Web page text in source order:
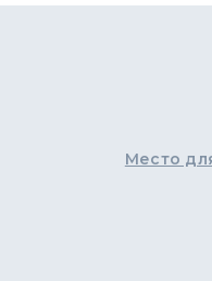
Место